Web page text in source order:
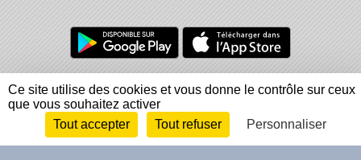
Informations légales
Signaler un contenu inapproprié
Envie de participer ?
Connexion
Ce site utilise des cookies et vous donne le contrôle sur ceux
que vous souhaitez activer
Tout accepter
Tout refuser Personnaliser